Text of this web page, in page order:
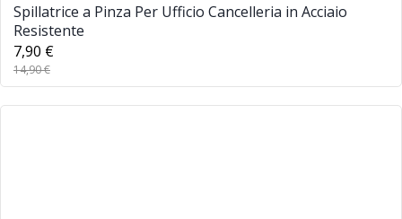
Spillatrice a Pinza Per Ufficio Cancelleria in Acciaio
Resistente
7,90 €
14,90 €